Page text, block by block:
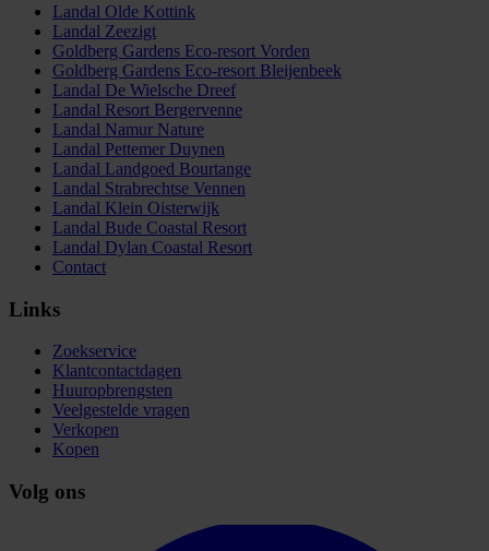
Landal Olde Kottink
Landal Zeezigt
Goldberg Gardens Eco-resort Vorden
Goldberg Gardens Eco-resort Bleijenbeek
Landal De Wielsche Dreef
Landal Resort Bergervenne
Landal Namur Nature
Landal Pettemer Duynen
Landal Landgoed Bourtange
Landal Strabrechtse Vennen
Landal Klein Oisterwijk
Landal Bude Coastal Resort
Landal Dylan Coastal Resort
Contact
Links
Zoekservice
Klantcontactdagen
Huuropbrengsten
Veelgestelde vragen
Verkopen
Kopen
Volg ons